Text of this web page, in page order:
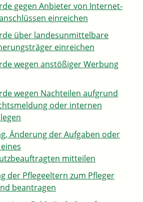
gegen Anbieter von Internet-
einreichen
über landesunmittelbare
einreichen
wegen anstößiger Werbung
wegen Nachteilen aufgrund
oder internen
Änderung der Aufgaben oder
mitteilen
der Pflegeeltern zum Pfleger
beantragen